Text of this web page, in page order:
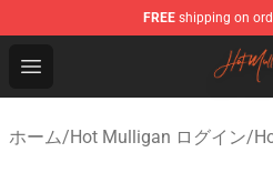
FREE shipping on
Open menu
Hot Mulligan Shop -
ホーム/Hot Mulligan ログイン/